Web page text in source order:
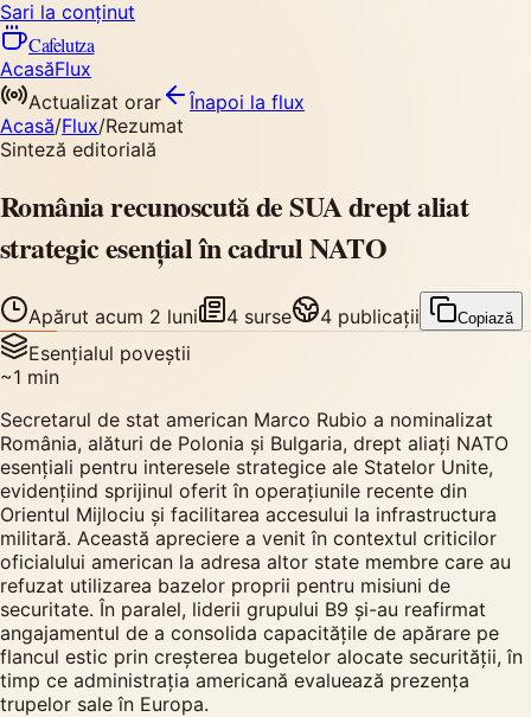
Sari la conținut
Cafelutza
AcasăFlux
Actualizat orar
Înapoi la flux
Acasă/Flux/Rezumat
Sinteză editorială
România recunoscută de SUA drept aliat
strategic esențial în cadrul NATO
Apărut acum 2 luni 4 surse 4 publicații Copiază
Esențialul poveștii
~1 min
Secretarul de stat american Marco Rubio a nominalizat
România, alături de Polonia și Bulgaria, drept aliați NATO
esențiali pentru interesele strategice ale Statelor Unite,
evidențiind sprijinul oferit în operațiunile recente din
Orientul Mijlociu și facilitarea accesului la infrastructura
militară. Această apreciere a venit în contextul criticilor
oficialului american la adresa altor state membre care au
refuzat utilizarea bazelor proprii pentru misiuni de
securitate. În paralel, liderii grupului B9 și-au reafirmat
angajamentul de a consolida capacitățile de apărare pe
flancul estic prin creșterea bugetelor alocate securității, în
timp ce administrația americană evaluează prezența
trupelor sale în Europa.